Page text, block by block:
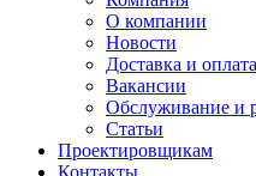
О компании
Новости
Доставка и оплата
Вакансии
Обслуживание и
Статьи
Проектировщикам
Контакты